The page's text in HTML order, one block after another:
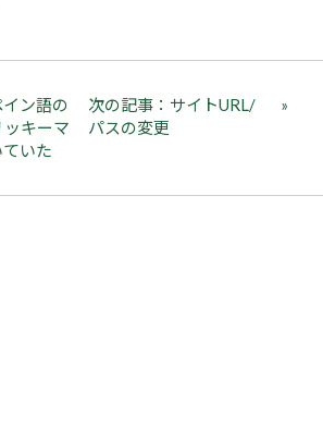
ン語の
キーマ
いた
次の記事：サイトURL/
パスの変更